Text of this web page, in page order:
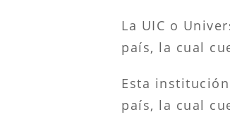
La UIC o
país, la cual
Esta
país, la cual